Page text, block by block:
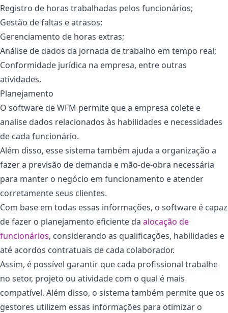
Registro de horas trabalhadas pelos funcionários;
Gestão de faltas e atrasos;
Gerenciamento de horas extras;
Análise de dados da jornada de trabalho em tempo real;
Conformidade jurídica na empresa, entre outras
atividades.
Planejamento
O software de WFM permite que a empresa colete e
analise dados relacionados às habilidades e necessidades
de cada funcionário.
Além disso, esse sistema também ajuda a organização a
fazer a previsão de demanda e mão-de-obra necessária
para manter o negócio em funcionamento e atender
corretamente seus clientes.
Com base em todas essas informações, o software é capaz
de fazer o planejamento eficiente da alocação de
funcionários, considerando as qualificações, habilidades e
até acordos contratuais de cada colaborador.
Assim, é possível garantir que cada profissional trabalhe
no setor, projeto ou atividade com o qual é mais
compatível. Além disso, o sistema também permite que os
gestores utilizem essas informações para otimizar o